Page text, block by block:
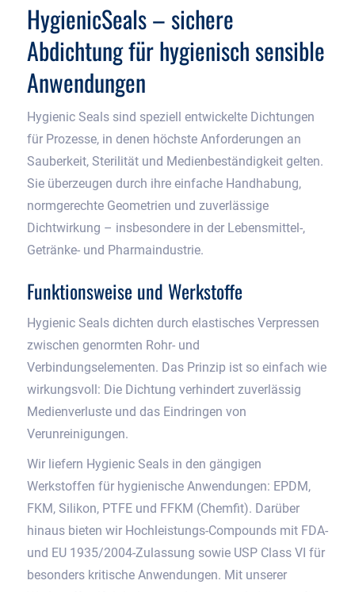
HygienicSeals – sichere
Abdichtung für hygienisch sensible
Anwendungen
Hygienic Seals sind speziell entwickelte Dichtungen
für Prozesse, in denen höchste Anforderungen an
Sauberkeit, Sterilität und Medienbeständigkeit gelten.
Sie überzeugen durch ihre einfache Handhabung,
normgerechte Geometrien und zuverlässige
Dichtwirkung – insbesondere in der Lebensmittel-,
Getränke- und Pharmaindustrie.
Funktionsweise und Werkstoffe
Hygienic Seals dichten durch elastisches Verpressen
zwischen genormten Rohr- und
Verbindungselementen. Das Prinzip ist so einfach wie
wirkungsvoll: Die Dichtung verhindert zuverlässig
Medienverluste und das Eindringen von
Verunreinigungen.
Wir liefern Hygienic Seals in den gängigen
Werkstoffen für hygienische Anwendungen: EPDM,
FKM, Silikon, PTFE und FFKM (Chemfit). Darüber
hinaus bieten wir Hochleistungs-Compounds mit FDA-
und EU 1935/2004-Zulassung sowie USP Class VI für
besonders kritische Anwendungen. Mit unserer